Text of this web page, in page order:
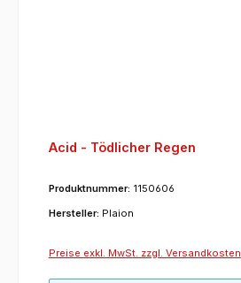
Acid - Tödlicher Regen
Produktnummer: 1150606
Hersteller: Plaion
Preise exkl. MwSt. zzgl. Versandkosten